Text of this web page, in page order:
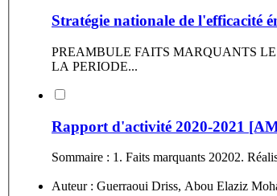
Stratégie nationale de l'efficacité
PREAMBULE FAITS MARQUANTS LE SECTEUR DE L’EFFICACITÉ ÉNERGÉTIQUE AU ROYAUME DU MAROC PREMIERE PARTIE PRINCIPALES REALISATIONS DURANT
LA PERIODE...
Rapport d'activité 2020-2021
Sommaire : 1. Faits marquants 20202.